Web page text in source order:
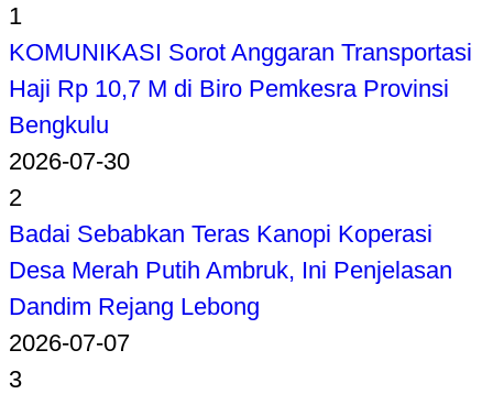
1
KOMUNIKASI Sorot Anggaran Transportasi
Haji Rp 10,7 M di Biro Pemkesra Provinsi
Bengkulu
2026-07-30
2
Badai Sebabkan Teras Kanopi Koperasi
Desa Merah Putih Ambruk, Ini Penjelasan
Dandim Rejang Lebong
2026-07-07
3